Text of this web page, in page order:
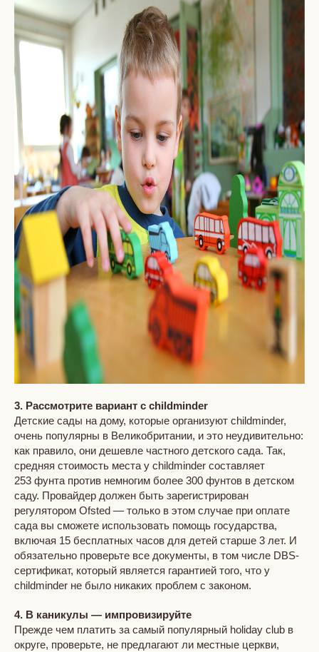
3. Рассмотрите вариант с childminder
Детские сады на дому, которые организуют childminder,
очень популярны в Великобритании, и это неудивительно:
как правило, они дешевле частного детского сада. Так,
средняя стоимость места у childminder составляет
253 фунта против немногим более 300 фунтов в детском
саду. Провайдер должен быть зарегистрирован
регулятором Ofsted — только в этом случае при оплате
сада вы сможете использовать помощь государства,
включая 15 бесплатных часов для детей старше 3 лет. И
обязательно проверьте все документы, в том числе DBS-
сертификат, который является гарантией того, что у
childminder не было никаких проблем с законом.
4. В каникулы — импровизируйте
Прежде чем платить за самый популярный holiday club в
округе, проверьте, не предлагают ли местные церкви,